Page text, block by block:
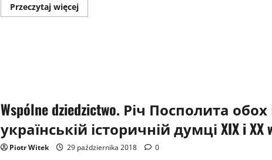
Przeczytaj więcejPrzeczytaj
więcej
Wspólne dziedzictwo. Річ Посполита
українській історичній думці XIX i XX
Piotr Witek 29 października 2018 0